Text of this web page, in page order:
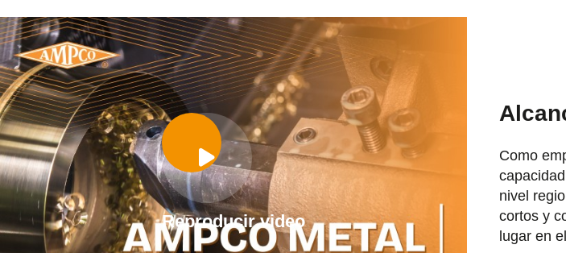
Como
nivel
cortos y
lugar en
Reproducir video